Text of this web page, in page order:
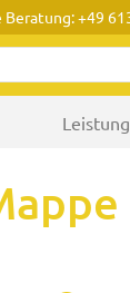
Beratung: +49